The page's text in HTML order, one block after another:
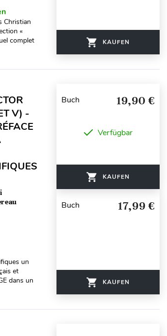
Christian
«
complet
KAUFEN
V) -
un
et
dans un
Buch 19,90 €
Verfügbar
KAUFEN
Buch 17,99 €
KAUFEN